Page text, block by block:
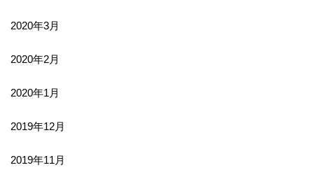
2020年3月
2020年2月
2020年1月
2019年12月
2019年11月